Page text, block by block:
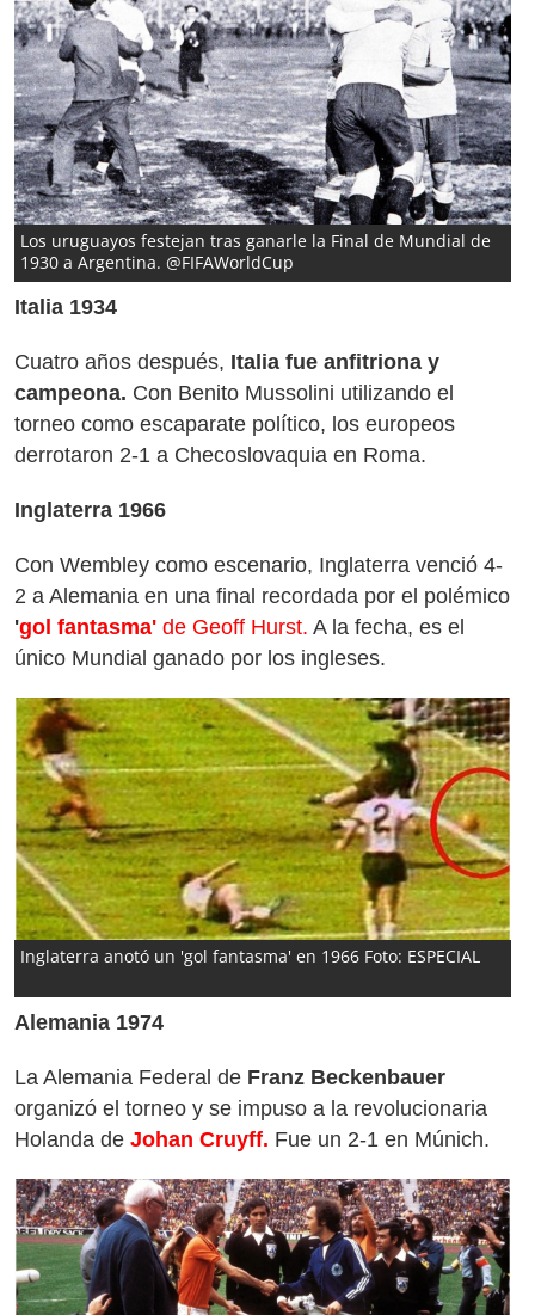
Los uruguayos festejan tras ganarle la Final de Mundial de
1930 a Argentina. @FIFAWorldCup
Italia 1934
Cuatro años después, Italia fue anfitriona y
campeona. Con Benito Mussolini utilizando el
torneo como escaparate político, los europeos
derrotaron 2-1 a Checoslovaquia en Roma.
Inglaterra 1966
Con Wembley como escenario, Inglaterra venció 4-
2 a Alemania en una final recordada por el polémico
'gol fantasma' de Geoff Hurst. A la fecha, es el
único Mundial ganado por los ingleses.
Inglaterra anotó un 'gol fantasma' en 1966 Foto: ESPECIAL
Alemania 1974
La Alemania Federal de Franz Beckenbauer
organizó el torneo y se impuso a la revolucionaria
Holanda de Johan Cruyff. Fue un 2-1 en Múnich.